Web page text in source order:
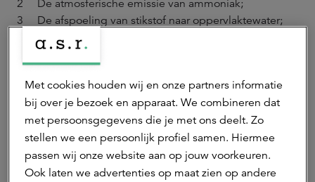
De atmosferische emissie van ammoniak;
De afspoeling van stikstof naar oppervlaktewater;
De afspoeling van fosfaat naar oppervlaktewater;
Met het model INITIATOR is vervolgens onderzocht met
welke maatregelen de beoogde emissiereductie kan
worden gerealiseerd. Hierbij is gebruik gemaakt van de
laatste wetenschappelijke inzichten rondom het (integrale)
effect van maatregelen, waarbij maatregelen genomen
kunnen worden op perceel- of bedrijfsniveau.
Met cookies houden wij en onze partners informatie
bij over je bezoek en apparaat. We combineren dat
met persoonsgegevens die je met ons deelt. Zo
stellen we een persoonlijk profiel samen. Hiermee
passen wij onze website aan op jouw voorkeuren.
Ook laten we advertenties op maat zien op andere